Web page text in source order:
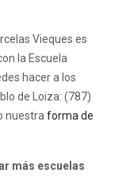
Vieques es
la Escuela
hacer a los
de Loiza: (787)
nuestra forma de
más escuelas